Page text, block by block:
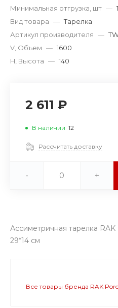
Минимальная отгрузка, шт — 1
Вид товара — Тарелка
Артикул производителя —
V, Объем — 1600
H, Высота — 140
2 611 ₽
В наличии 12
Рассчитать доставку
- +
Ассиметричная тарелка
29*14 см
Все товары бренда RAK